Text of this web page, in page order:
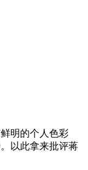
明的个人色彩
以此拿来批评蒋